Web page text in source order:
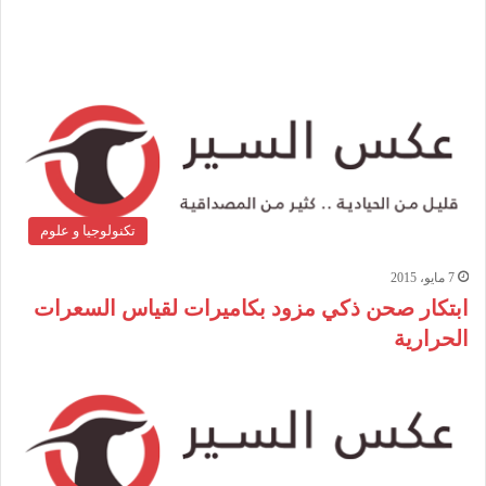
تكنولوجيا و علوم
7 مايو، 2015
ابتكار صحن ذكي مزود بكاميرات لقياس السعرات
الحرارية